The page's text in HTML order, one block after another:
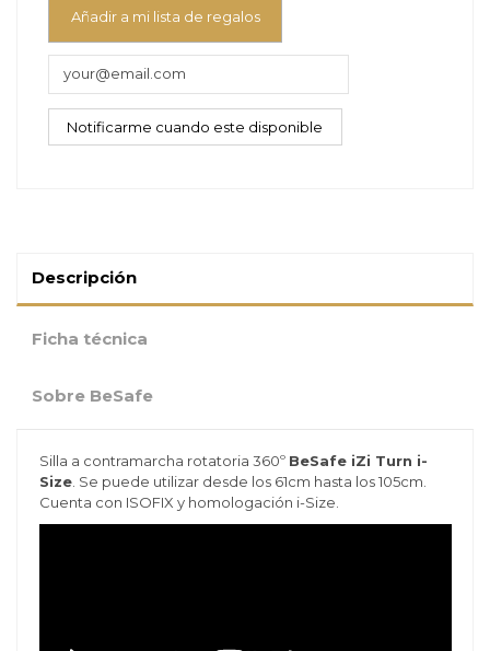
Añadir a mi lista de regalos
Descripción
Ficha técnica
Sobre BeSafe
Silla a contramarcha rotatoria 360º BeSafe iZi Turn i-
Size. Se puede utilizar desde los 61cm hasta los 105cm.
Cuenta con ISOFIX y homologación i-Size.